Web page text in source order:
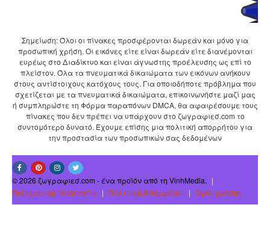
Σημείωση: Όλοι οι πίνακες προσφέρονται δωρεάν και μόνο για
προσωπική χρήση. Οι εικόνες είτε είναι δωρεάν είτε διανέμονται
ευρέως στο Διαδίκτυο και είναι άγνωστης προέλευσης ως επί το
πλείστον. Όλα τα πνευματικά δικαιώματα των εικόνων ανήκουν
στους αντίστοιχους κατόχους τους. Για οποιοδήποτε πρόβλημα που
σχετίζεται με τα πνευματικά δικαιώματα, επικοινωνήστε μαζί μας
ή συμπληρώστε τη Φόρμα παραπόνων DMCA, θα αφαιρέσουμε τους
πίνακες που δεν πρέπει να υπάρχουν στο ζωγραφιεσ.com το
συντομότερο δυνατό. Έχουμε επίσης μια πολιτική απορρήτου για
την προστασία των προσωπικών σας δεδομένων
© 2026 ζωγραφιεσ.com - ένα προϊόν από τη VinhMedia. |
Πνευματική ιδιοκτησία | Πολιτική Απορρήτου | Οροι χρήσης